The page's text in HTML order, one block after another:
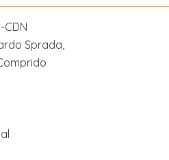
CDN
Sprada,